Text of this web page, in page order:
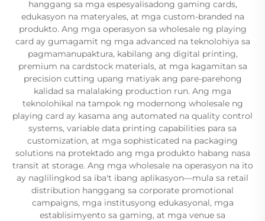
hanggang sa mga espesyalisadong gaming cards,
edukasyon na materyales, at mga custom-branded na
produkto. Ang mga operasyon sa wholesale ng playing
card ay gumagamit ng mga advanced na teknolohiya sa
pagmamanupaktura, kabilang ang digital printing,
premium na cardstock materials, at mga kagamitan sa
precision cutting upang matiyak ang pare-parehong
kalidad sa malalaking production run. Ang mga
teknolohikal na tampok ng modernong wholesale ng
playing card ay kasama ang automated na quality control
systems, variable data printing capabilities para sa
customization, at mga sophisticated na packaging
solutions na protektado ang mga produkto habang nasa
transit at storage. Ang mga wholesale na operasyon na ito
ay naglilingkod sa iba't ibang aplikasyon—mula sa retail
distribution hanggang sa corporate promotional
campaigns, mga institusyong edukasyonal, mga
establisimyento sa gaming, at mga venue sa